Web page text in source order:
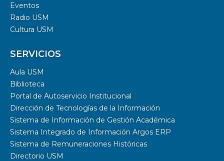
Eventos
Radio USM
Cultura USM
SERVICIOS
Aula USM
Biblioteca
Portal de Autoservicio Institucional
Dirección de Tecnologías de la Información
Sistema de Información de Gestión Académica
Sistema Integrado de Información Argos ERP
Sistema de Remuneraciones Históricas
Directorio USM